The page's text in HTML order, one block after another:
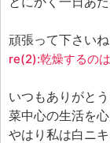
頑張って下さいね
re(2):乾燥するの
いつもありがと
菜中心の生活を
やはり私は白ニ